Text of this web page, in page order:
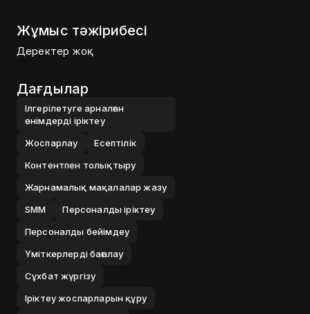
Жұмыс тәжірибесі
Деректер жоқ
Дағдылар
Ілгерілетуге арналған
өнімдерді іріктеу
Жоспарлау
Есептілік
Контентпен толықтыру
Жарнамалық мақалалар жазу
SMM
Персоналды іріктеу
Персоналды бейімдеу
Үміткерлерді бағалау
Сұхбат жүргізу
Іріктеу жоспарларын құру